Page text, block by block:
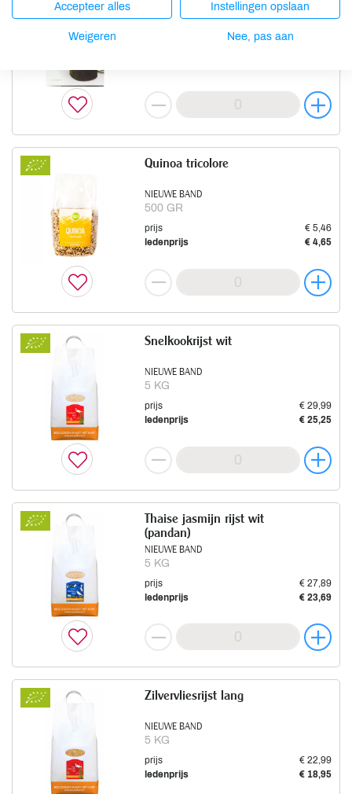
CLEARSPRING
NIEUWE BAND
500 GR
Quinoa tricolore
prijs
€ 5,46
ledenprijs
€ 4,65
NIEUWE BAND
5 KG
Snelkookrijst wit
prijs
€ 29,99
ledenprijs
€ 25,25
NIEUWE BAND
5 KG
Thaise jasmijn rijst wit
(pandan)
prijs
€ 27,89
ledenprijs
€ 23,69
NIEUWE BAND
5 KG
Zilvervliesrijst lang
prijs
€ 22,99
ledenprijs
€ 18,95
Accepteer alles Instellingen opslaan
Weigeren Nee, pas aan